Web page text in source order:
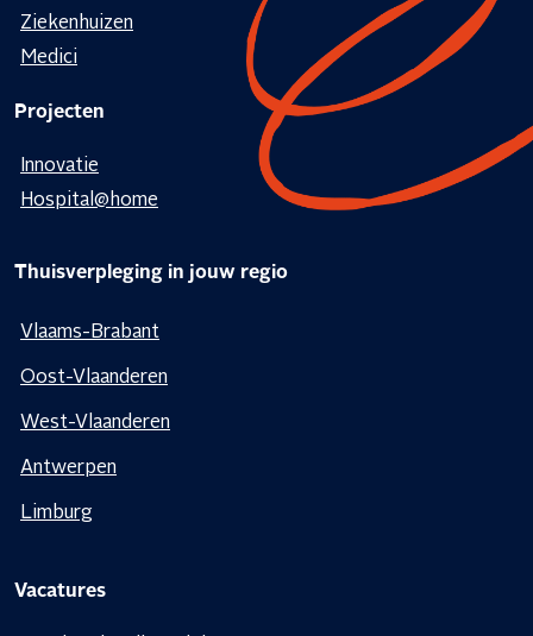
Ziekenhuizen
Medici
Projecten
Innovatie
Hospital@home
Thuisverpleging in jouw regio
Vlaams-Brabant
Oost-Vlaanderen
West-Vlaanderen
Antwerpen
Limburg
Vacatures